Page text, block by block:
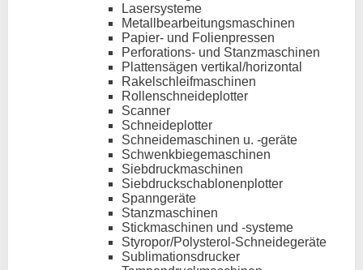
Lasersysteme
Metallbearbeitungsmaschinen
Papier- und Folienpressen
Perforations- und Stanzmaschinen
Plattensägen vertikal/horizontal
Rakelschleifmaschinen
Rollenschneideplotter
Scanner
Schneideplotter
Schneidemaschinen u. -geräte
Schwenkbiegemaschinen
Siebdruckmaschinen
Siebdruckschablonenplotter
Spanngeräte
Stanzmaschinen
Stickmaschinen und -systeme
Styropor/Polysterol-Schneidegeräte
Sublimationsdrucker